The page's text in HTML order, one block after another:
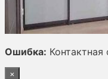
Ошибка:
×